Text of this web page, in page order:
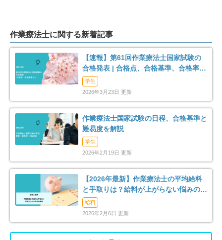
作業療法士に関する新着記事
【速報】第61回作業療法士国家試験の
合格発表 | 合格点、合格基準、合格率
（2026年）
学生
2026年3月23日 更新
作業療法士国家試験の日程、合格基準と
難易度を解説
学生
2026年2月19日 更新
【2026年最新】作業療法士の平均給料
と手取りは？給料が上がらない悩みの解
消法まで解説
給料
2026年2月6日 更新